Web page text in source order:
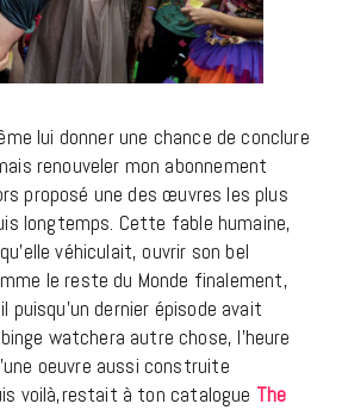
lui donner une chance de conclure
renouveler mon abonnement
proposé une des œuvres les plus
longtemps. Cette fable humaine,
véhiculait, ouvrir son bel
le reste du Monde finalement,
dernier épisode avait
watchera autre chose, l’heure
oeuvre aussi construite
voilà,restait à ton catalogue The
CINÉMA ET SÉRIES
Disclosure Day : le retour en grâce
9 JUIN 2026